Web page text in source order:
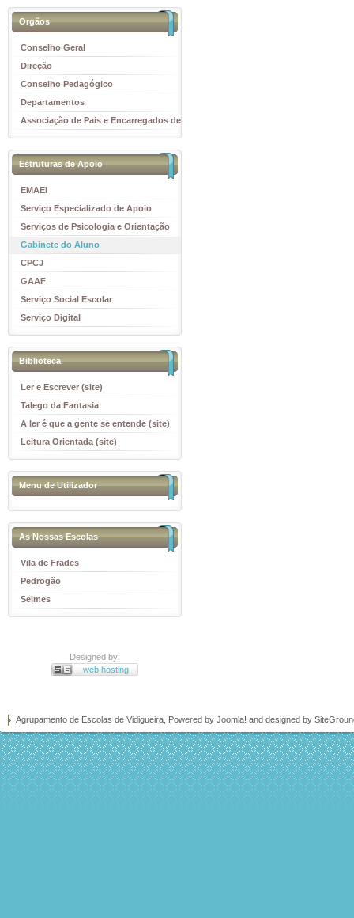
Orgãos
Conselho Geral
Direção
Conselho Pedagógico
Departamentos
Associação de Pais e Encarregados de
Educação
Estruturas de Apoio
EMAEI
Serviço Especializado de Apoio
Educativo
Serviços de Psicologia e Orientação
(SPO)
Gabinete do Aluno
CPCJ
GAAF
Serviço Social Escolar
Serviço Digital
Biblioteca
Ler e Escrever (site)
Talego da Fantasia
A ler é que a gente se entende (site)
Leitura Orientada (site)
Menu de Utilizador
As Nossas Escolas
Vila de Frades
Pedrogão
Selmes
Designed by:
web hosting
Agrupamento de Escolas de Vidigueira, Powered by Joomla! and designed by